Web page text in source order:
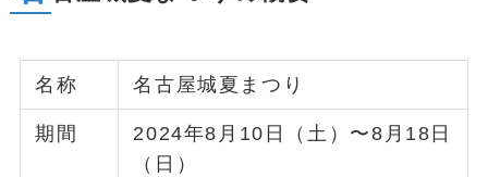
名称 名古屋城夏まつり
期間
2024年8月10日（土）〜8月18日
（日）